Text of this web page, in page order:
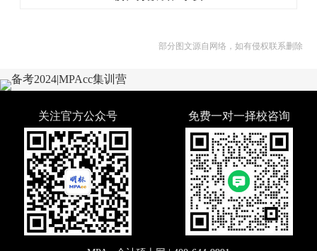
部分图文源自网络，如有侵权联系删除
关注官方公众号 免费一对一择校咨询